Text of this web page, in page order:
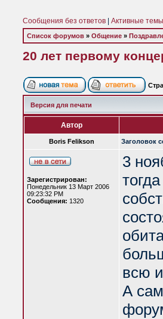
Сообщения без ответов Активные темы
Список форумов » Общение »
20 лет первому
Версия для печати
Автор
Boris Felikson Заголовок
Зарегистрирован:
Понедельник 13 Март 2006
09:23:32 PM
Сообщения: 1320
3
всю
А